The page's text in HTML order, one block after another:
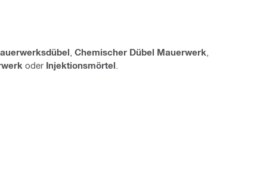
Chemischer Dübel Mauerwerk
oder Injektionsmörtel